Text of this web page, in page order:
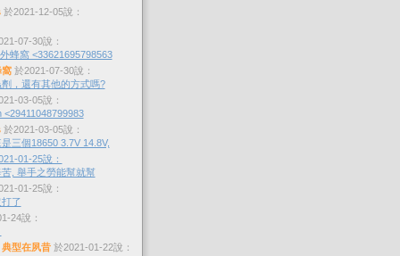
於2021-12-05說：
07-30說：
蜂窩 <33621695798563
窩於2021-07-30說：
，還有其他的方式嗎?
03-05說：
<29411048799983
於2021-03-05說：
三個18650 3.7V 14.8V,
01-25說：
, 舉手之勞能幫就幫
01-25說：
了
24說：
型在夙昔於2021-01-22說：